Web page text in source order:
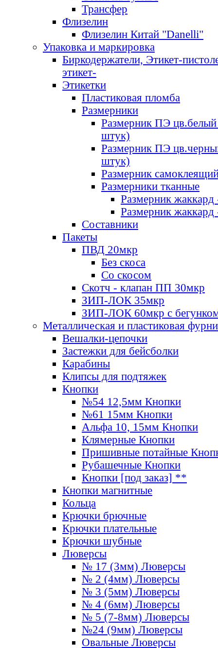
Трансфер
Флизелин
Флизелин Китай "Danelli"
Упаковка и маркировка
Биркодержатели, Этикет-
этикет-
Этикетки
Пластиковая пломба
Размерники
Размерник ПЭ цв.белый
штук)
Размерник ПЭ
штук)
Размерник
Размерники тканные
Размерник
Размерник
Составники
Пакеты
ПВД 20мкр
Без скоса
Со скосом
Скотч - клапан ПП 30мкр
ЗИП-ЛОК 35мкр
ЗИП-ЛОК 60мкр с
Металлическая и пластиковая
Вешалки-цепочки
Застежки для бейсболки
Карабины
Клипсы для подтяжек
Кнопки
№54 12,5мм Кнопки
№61 15мм Кнопки
Альфа 10, 15мм Кнопки
Клямерные Кнопки
Пришивные потайные
Рубашечные Кнопки
Кнопки [под заказ] **
Кнопки магнитные
Кольца
Крючки брючные
Крючки плательные
Крючки шубные
Люверсы
№ 17 (3мм) Люверсы
№ 2 (4мм) Люверсы
№ 3 (5мм) Люверсы
№ 4 (6мм) Люверсы
№ 5 (7-8мм) Люверсы
№24 (9мм) Люверсы
Овальные Люверсы